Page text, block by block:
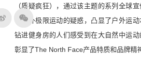
（质疑疯狂），通过该主题的系列全球
于户外极限运动的疑惑，凸显了户外运
钻进健身房的人们感受到在大自然中运
彰显了The North Face产品特质和品牌精